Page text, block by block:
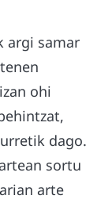
argi samar
ohi
dago.
sortu
arte